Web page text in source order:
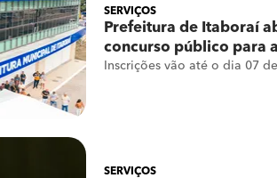
SERVIÇOS
Prefeitura de Itaboraí
concurso público para
Inscrições vão até o dia 07
SERVIÇOS